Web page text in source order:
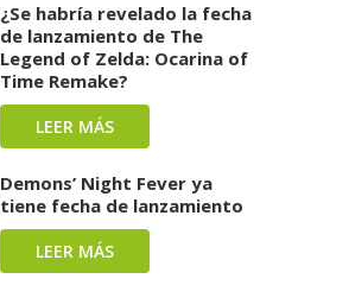
¿Se habría revelado la fecha
de lanzamiento de The
Legend of Zelda: Ocarina of
Time Remake?
LEER MÁS
Demons’ Night Fever ya
tiene fecha de lanzamiento
LEER MÁS